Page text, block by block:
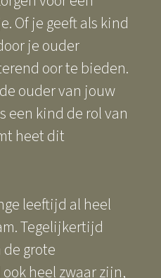
Of je geeft als kind
je ouder
oor te bieden.
ouder van jouw
een kind de rol van
heet dit
leeftijd al heel
Tegelijkertijd
grote
heel zwaar zijn,